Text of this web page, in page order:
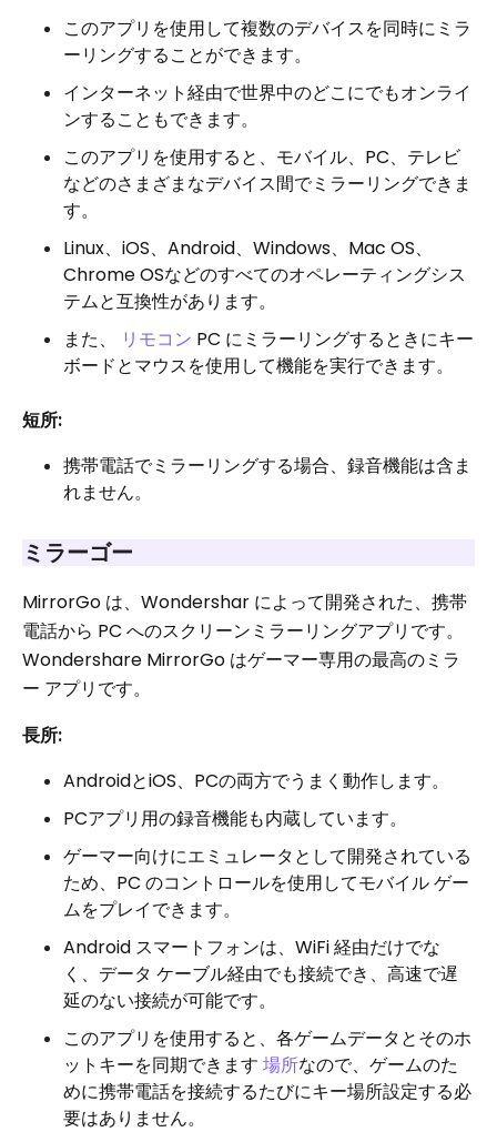
このアプリを使用して複数のデバイスを同時にミラ
ーリングすることができます。
インターネット経由で世界中のどこにでもオンライ
ンすることもできます。
このアプリを使用すると、モバイル、PC、テレビ
などのさまざまなデバイス間でミラーリングできま
す。
Linux、iOS、Android、Windows、Mac OS、
Chrome OSなどのすべてのオペレーティングシス
テムと互換性があります。
また、
リモコン PC にミラーリングするときにキー
ボードとマウスを使用して機能を実行できます。
短所:
携帯電話でミラーリングする場合、録音機能は含ま
れません。
ミラーゴー
MirrorGo は、Wondershar によって開発された、携帯
電話から PC へのスクリーンミラーリングアプリです。
Wondershare MirrorGo はゲーマー専用の最高のミラ
ー アプリです。
長所:
AndroidとiOS、PCの両方でうまく動作します。
PCアプリ用の録音機能も内蔵しています。
ゲーマー向けにエミュレータとして開発されている
ため、PC のコントロールを使用してモバイル ゲー
ムをプレイできます。
Android スマートフォンは、WiFi 経由だけでな
く、データ ケーブル経由でも接続でき、高速で遅
延のない接続が可能です。
このアプリを使用すると、各ゲームデータとそのホ
ットキーを同期できます 場所なので、ゲームのた
めに携帯電話を接続するたびにキー場所設定する必
要はありません。